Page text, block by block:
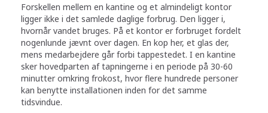
Forskellen mellem en kantine og et almindeligt kontor
ligger ikke i det samlede daglige forbrug. Den ligger i,
hvornår vandet bruges. På et kontor er forbruget fordelt
nogenlunde jævnt over dagen. En kop her, et glas der,
mens medarbejdere går forbi tappestedet. I en kantine
sker hovedparten af tapningerne i en periode på 30-60
minutter omkring frokost, hvor flere hundrede personer
kan benytte installationen inden for det samme
tidsvindue.